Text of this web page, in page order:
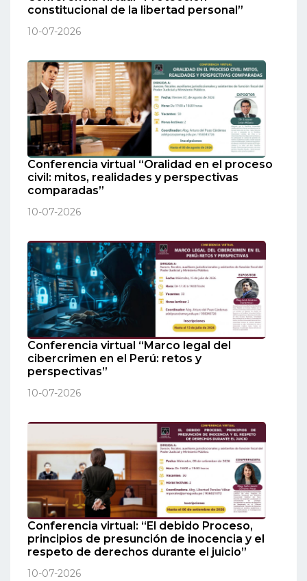
constitucional de la libertad personal”
10-07-2026
Conferencia virtual “Oralidad en el proceso
civil: mitos, realidades y perspectivas
comparadas”
10-07-2026
Conferencia virtual “Marco legal del
cibercrimen en el Perú: retos y
perspectivas”
10-07-2026
Conferencia virtual: “El debido Proceso,
principios de presunción de inocencia y el
respeto de derechos durante el juicio”
10-07-2026